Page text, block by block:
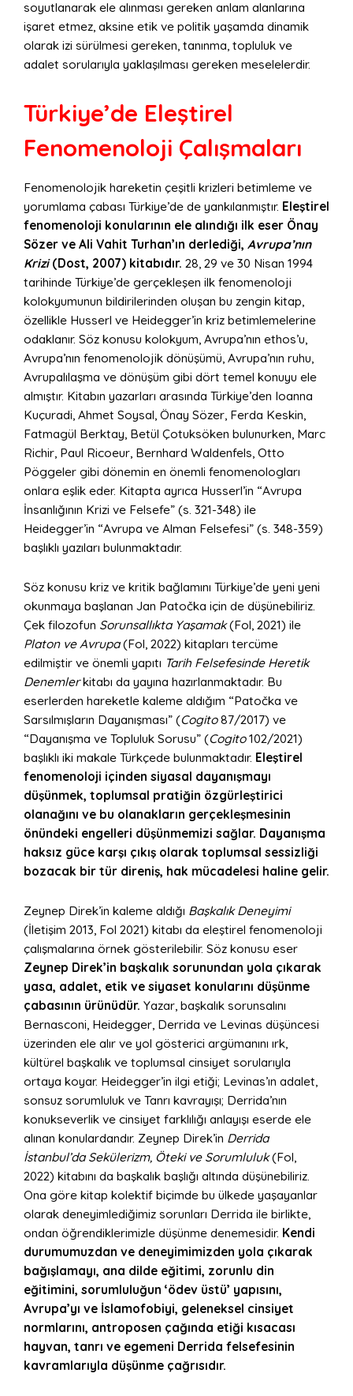
soyutlanarak ele alınması gereken anlam alanlarına
işaret etmez, aksine etik ve politik yaşamda dinamik
olarak izi sürülmesi gereken, tanınma, topluluk ve
adalet sorularıyla yaklaşılması gereken meselelerdir.
Türkiye’de Eleştirel
Fenomenoloji Çalışmaları
Fenomenolojik hareketin çeşitli krizleri betimleme ve
yorumlama çabası Türkiye’de de yankılanmıştır. Eleştirel
fenomenoloji konularının ele alındığı ilk eser Önay
Sözer ve Ali Vahit Turhan’ın derlediği, Avrupa’nın
Krizi(Dost, 2007) kitabıdır. 28, 29 ve 30 Nisan 1994
tarihinde Türkiye’de gerçekleşen ilk fenomenoloji
kolokyumunun bildirilerinden oluşan bu zengin kitap,
özellikle Husserl ve Heidegger’in kriz betimlemelerine
odaklanır. Söz konusu kolokyum, Avrupa’nın ethos’u,
Avrupa’nın fenomenolojik dönüşümü, Avrupa’nın ruhu,
Avrupalılaşma ve dönüşüm gibi dört temel konuyu ele
almıştır. Kitabın yazarları arasında Türkiye’den Ioanna
Kuçuradi, Ahmet Soysal, Önay Sözer, Ferda Keskin,
Fatmagül Berktay, Betül Çotuksöken bulunurken, Marc
Richir, Paul Ricoeur, Bernhard Waldenfels, Otto
Pöggeler gibi dönemin en önemli fenomenologları
onlara eşlik eder. Kitapta ayrıca Husserl’in “Avrupa
İnsanlığının Krizi ve Felsefe” (s. 321-348) ile
Heidegger’in “Avrupa ve Alman Felsefesi” (s. 348-359)
başlıklı yazıları bulunmaktadır.
Söz konusu kriz ve kritik bağlamını Türkiye’de yeni yeni
okunmaya başlanan Jan Patočka için de düşünebiliriz.
Çek filozofun Sorunsallıkta Yaşamak(Fol, 2021) ile
Platon ve Avrupa(Fol, 2022) kitapları tercüme
edilmiştir ve önemli yapıtı Tarih Felsefesinde Heretik
Denemlerkitabı da yayına hazırlanmaktadır. Bu
eserlerden hareketle kaleme aldığım “Patočka ve
Sarsılmışların Dayanışması” (Cogito87/2017) ve
“Dayanışma ve Topluluk Sorusu” (Cogito102/2021)
başlıklı iki makale Türkçede bulunmaktadır. Eleştirel
fenomenoloji içinden siyasal dayanışmayı
düşünmek, toplumsal pratiğin özgürleştirici
olanağını ve bu olanakların gerçekleşmesinin
önündeki engelleri düşünmemizi sağlar. Dayanışma
haksız güce karşı çıkış olarak toplumsal sessizliği
bozacak bir tür direniş, hak mücadelesi haline gelir.
Zeynep Direk’in kaleme aldığı Başkalık Deneyimi
(İletişim 2013, Fol 2021) kitabı da eleştirel fenomenoloji
çalışmalarına örnek gösterilebilir. Söz konusu eser
Zeynep Direk’in başkalık sorunundan yola çıkarak
yasa, adalet, etik ve siyaset konularını düşünme
çabasının ürünüdür. Yazar, başkalık sorunsalını
Bernasconi, Heidegger, Derrida ve Levinas düşüncesi
üzerinden ele alır ve yol gösterici argümanını ırk,
kültürel başkalık ve toplumsal cinsiyet sorularıyla
ortaya koyar. Heidegger’in ilgi etiği; Levinas’ın adalet,
sonsuz sorumluluk ve Tanrı kavrayışı; Derrida’nın
konukseverlik ve cinsiyet farklılığı anlayışı eserde ele
alınan konulardandır. Zeynep Direk’in Derrida
İstanbul’da Sekülerizm, Öteki ve Sorumluluk(Fol,
2022) kitabını da başkalık başlığı altında düşünebiliriz.
Ona göre kitap kolektif biçimde bu ülkede yaşayanlar
olarak deneyimlediğimiz sorunları Derrida ile birlikte,
ondan öğrendiklerimizle düşünme denemesidir. Kendi
durumumuzdan ve deneyimimizden yola çıkarak
bağışlamayı, ana dilde eğitimi, zorunlu din
eğitimini, sorumluluğun ‘ödev üstü’ yapısını,
Avrupa’yı ve İslamofobiyi, geleneksel cinsiyet
normlarını, antroposen çağında etiği kısacası
hayvan, tanrı ve egemeni Derrida felsefesinin
kavramlarıyla düşünme çağrısıdır.